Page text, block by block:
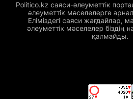
Politico.kz саяси-әлеуметтік
әлеуметтік мәселелерге
Еліміздегі саяси жағдайлар,
әлеуметтік мәселелер біздің
қалмайды.